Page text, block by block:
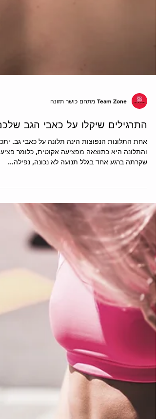
Team Zone מתחם כושר תזונה
התרגילים שיקלו על כאבי הגב
אחת התלונות הנפוצות הינה תלונה על כאבי גב.
והתלונה היא כתוצאה מפציעה אקוטית, כלומר
שקרתה ברגע אחד בגלל תנועה לא נכונה, נפילה...